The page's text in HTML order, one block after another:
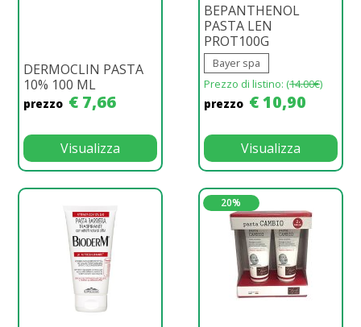
DERMOCLIN PASTA
10% 100 ML
prezzo € 7,66
Visualizza
BEPANTHENOL
PASTA LEN
PROT100G
Bayer spa
Prezzo di listino: (14.00€)
prezzo € 10,90
Visualizza
20%